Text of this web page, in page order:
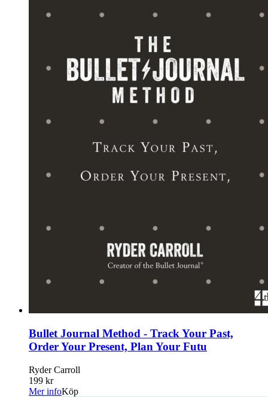
Bullet Journal Method - Track Your Past,
Order Your Present, Plan Your Futu
Ryder Carroll
199 kr
Mer infoKöp